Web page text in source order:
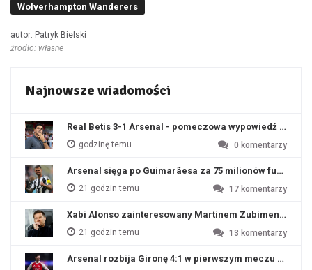
Wolverhampton Wanderers
autor: Patryk Bielski
źrodło: własne
Najnowsze wiadomości
Real Betis 3-1 Arsenal - pomeczowa wypowiedź Artety
godzinę temu 0 komentarzy
Arsenal sięga po Guimarãesa za 75 milionów funtów
21 godzin temu 17 komentarzy
Xabi Alonso zainteresowany Martinem Zubimendim
21 godzin temu 13 komentarzy
Arsenal rozbija Gironę 4:1 w pierwszym meczu